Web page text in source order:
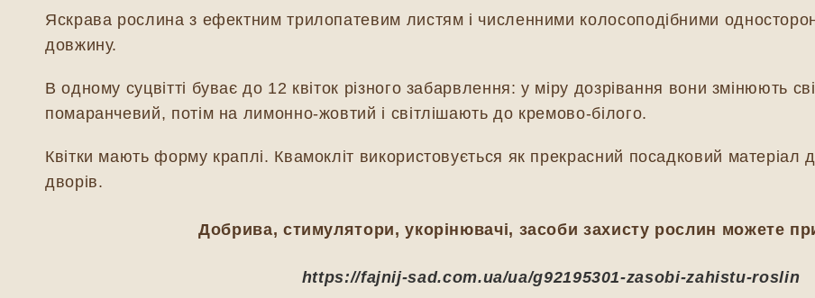
Яскрава рослина з ефектним трилопатевим листям і численними колосоподібними
довжину.
В одному суцвітті буває до 12 квіток різного забарвлення: у міру дозрівання вони змінюють
помаранчевий, потім на лимонно-жовтий і світлішають до кремово-білого.
Квітки мають форму краплі. Квамокліт використовується як прекрасний посадковий матеріал
дворів.
Добрива, стимулятори, укорінювачі, засоби захисту рослин можете
https://fajnij-sad.com.ua/ua/g92195301-zasobi-zahistu-roslin